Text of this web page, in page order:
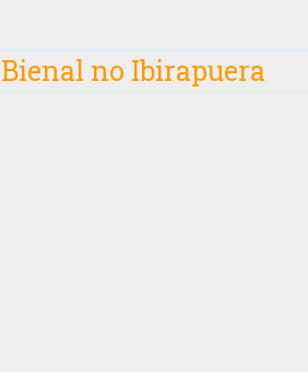
no Ibirapuera